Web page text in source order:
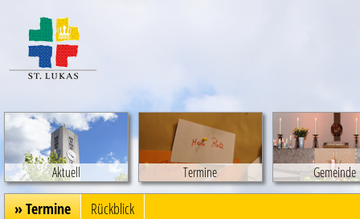
Aktuell Termine Gemeinde
» Termine Rückblick